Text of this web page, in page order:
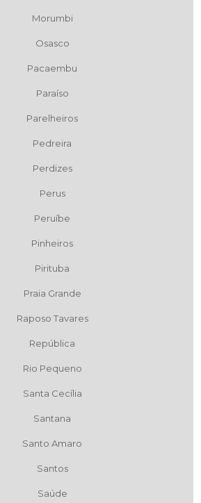
Morumbi
Osasco
Pacaembu
Paraíso
Parelheiros
Pedreira
Perdizes
Perus
Peruíbe
Pinheiros
Pirituba
Praia Grande
Raposo Tavares
República
Rio Pequeno
Santa Cecília
Santana
Santo Amaro
Santos
Saúde